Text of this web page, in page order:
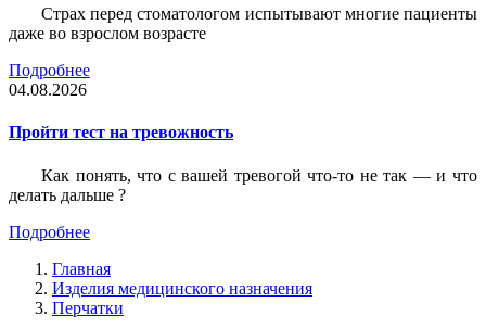
Страх перед стоматологом испытывают многие пациенты
даже во взрослом возрасте
Подробнее
04.08.2026
Пройти тест на тревожность
Как понять, что с вашей тревогой что-то не так — и что
делать дальше ?
Подробнее
Главная
Изделия медицинского назначения
Перчатки